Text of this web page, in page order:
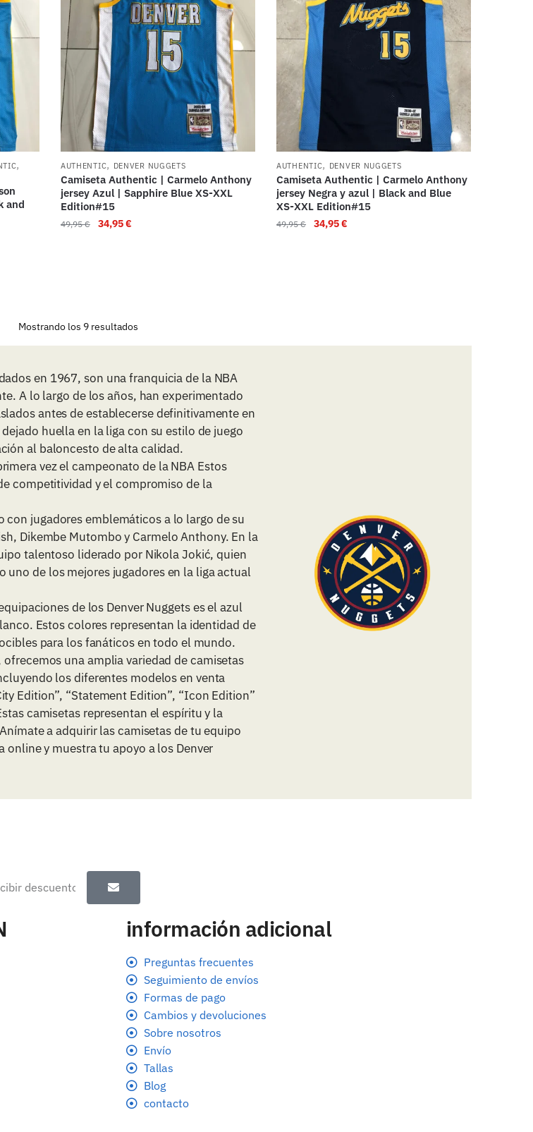
en 1967, son una franquicia de la NBA
A lo largo de los años, han experimentado
antes de establecerse definitivamente en
dejado huella en la liga con su estilo de juego
al baloncesto de alta calidad.
vez el campeonato de la NBA Estos
competitividad y el compromiso de la
con jugadores emblemáticos a lo largo de su
Dikembe Mutombo y Carmelo Anthony. En la
talentoso liderado por Nikola Jokić, quien
uno de los mejores jugadores en la liga actual
de los Denver Nuggets es el azul
Estos colores representan la identidad de
para los fanáticos en todo el mundo.
una amplia variedad de camisetas
los diferentes modelos en venta
Edition”, “Statement Edition”, “Icon Edition”
camisetas representan el espíritu y la
a adquirir las camisetas de tu equipo
online y muestra tu apoyo a los Denver
,
and
AUTHENTIC, DENVER NUGGETS
Camiseta Authentic | Carmelo Anthony
jersey Azul | Sapphire Blue XS-XXL
Edition#15
49,95€ 34,95€
AUTHENTIC, DENVER NUGGETS
Camiseta Authentic | Carmelo Anthony
jersey Negra y azul | Black and Blue
XS-XXL Edition#15
49,95€ 34,95€
Mostrando los 9 resultados
información adicional
Preguntas frecuentes
Seguimiento de envíos
Formas de pago
Cambios y devoluciones
Sobre nosotros
Envío
Tallas
Blog
contacto